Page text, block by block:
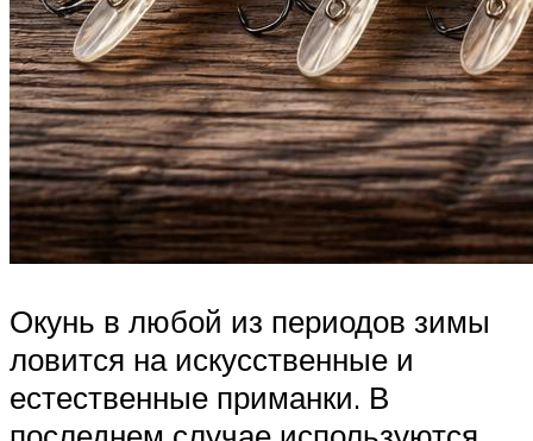
Окунь в любой из периодов зимы
ловится на искусственные и
естественные приманки. В